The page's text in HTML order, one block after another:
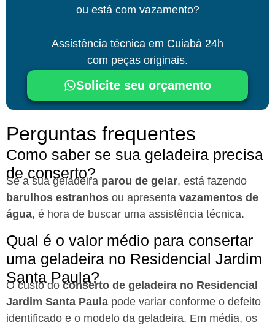
ou está com vazamento?
Assistência técnica em Cuiabá 24h
com peças originais.
Solicite seu orçamento
Perguntas frequentes
Como saber se sua geladeira precisa
de conserto?
Se a sua geladeira parou de gelar, está fazendo
barulhos estranhos ou apresenta vazamentos de
água, é hora de buscar uma assistência técnica.
Qual é o valor médio para consertar
uma geladeira no Residencial Jardim
Santa Paula?
O custo doconserto de geladeira no Residencial
Jardim Santa Paula pode variar conforme o defeito
identificado e o modelo da geladeira. Em média, os